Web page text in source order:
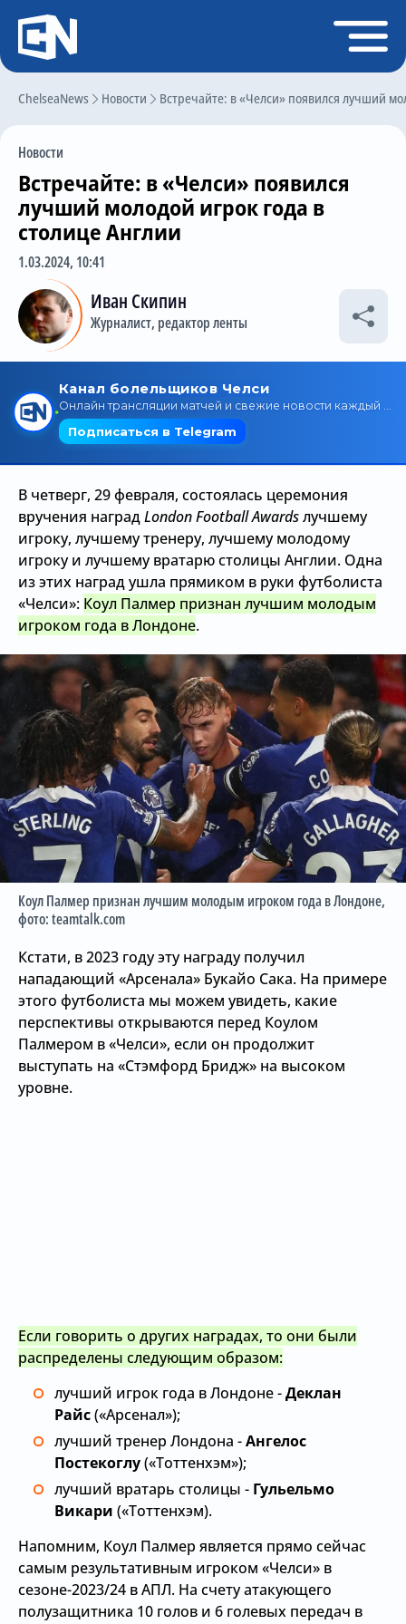
ChelseaNews Новости Встречайте: в «Челси» появился лучший
Новости
Встречайте: в «Челси» появился
лучший молодой игрок года в
столице Англии
1.03.2024, 10:41
Иван Скипин
Журналист, редактор ленты
В четверг, 29 февраля, состоялась церемония
вручения наградLondon Football Awardsлучшему
игроку, лучшему тренеру, лучшему молодому
игроку и лучшему вратарю столицы Англии. Одна
из этих наград ушла прямиком в руки футболиста
«Челси»: Коул Палмер признан лучшим молодым
игроком года в Лондоне.
Коул Палмер признан лучшим молодым игроком года в Лондоне,
фото: teamtalk.com
Кстати, в 2023 году эту награду получил
нападающий «Арсенала» Букайо Сака. На примере
этого футболиста мы можем увидеть, какие
перспективы открываются перед Коулом
Палмером в «Челси», если он продолжит
выступать на «Стэмфорд Бридж» на высоком
уровне.
Если говорить о других наградах, то они были
распределены следующим образом:
лучший игрок года в Лондоне -Деклан
Райс(«Арсенал»);
лучший тренер Лондона -Ангелос
Постекоглу(«Тоттенхэм»);
лучший вратарь столицы - Гульельмо
Викари («Тоттенхэм).
Напомним, Коул Палмер является прямо сейчас
самым результативным игроком «Челси» в
сезоне-2023/24 в АПЛ. На счету атакующего
полузащитника 10 голов и 6 голевых передач в
Регистрация
Главная
Трансферы
Слухи
История Челси
Статистика
Календарь игр
Поиск по сайту
Трансляции
О сайте
Контакты